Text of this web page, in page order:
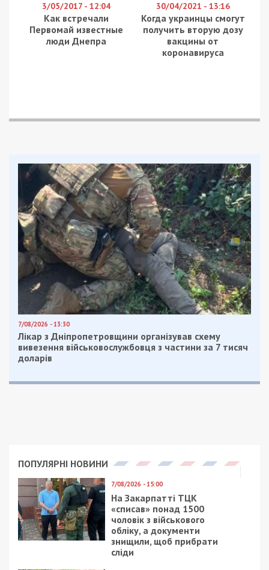
3/05/2017 - 12:04
Как встречали
Первомай известные
люди Днепра
30/04/2021 - 13:16
Когда украинцы смогут
получить вторую дозу
вакцины от
коронавируса
7/08/2026 - 13:30
Лікар з Дніпропетровщини організував схему
вивезення військовослужбовця з частини за 7 тисяч
доларів
ПОПУЛЯРНІ НОВИНИ
7/08/2026 - 15:00
На Закарпатті ТЦК
«списав» понад 1500
чоловік з військового
обліку, а документи
знищили, щоб прибрати
сліди